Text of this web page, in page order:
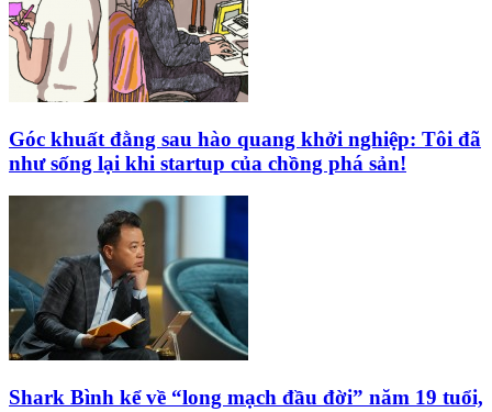
Góc khuất đằng sau hào quang khởi nghiệp: Tôi đã
như sống lại khi startup của chồng phá sản!
Shark Bình kể về “long mạch đầu đời” năm 19 tuổi,